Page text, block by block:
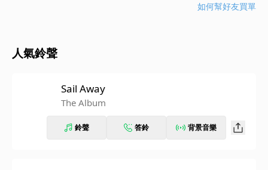
如何幫好友買單
人氣鈴聲
Sail Away
The Album
鈴聲 答鈴 背景音樂